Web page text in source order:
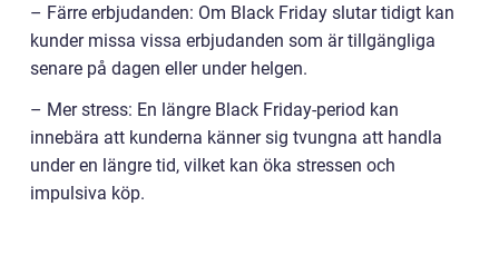
– Färre erbjudanden: Om Black Friday slutar tidigt kan
kunder missa vissa erbjudanden som är tillgängliga
senare på dagen eller under helgen.
– Mer stress: En längre Black Friday-period kan
innebära att kunderna känner sig tvungna att handla
under en längre tid, vilket kan öka stressen och
impulsiva köp.